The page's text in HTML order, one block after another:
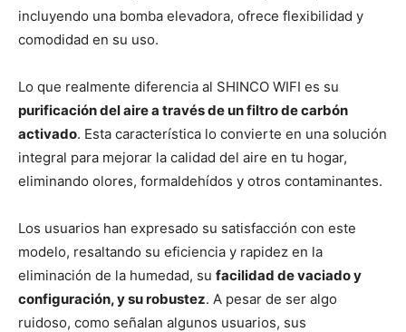
incluyendo una bomba elevadora, ofrece flexibilidad y
comodidad en su uso.
Lo que realmente diferencia al SHINCO WIFI es su
purificación del aire a través de un filtro de carbón
activado. Esta característica lo convierte en una solución
integral para mejorar la calidad del aire en tu hogar,
eliminando olores, formaldehídos y otros contaminantes.
Los usuarios han expresado su satisfacción con este
modelo, resaltando su eficiencia y rapidez en la
eliminación de la humedad, su facilidad de vaciado y
configuración, y su robustez. A pesar de ser algo
ruidoso, como señalan algunos usuarios, sus